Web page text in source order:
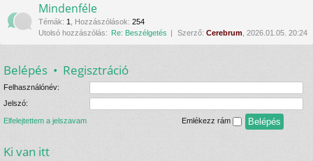
Mindenféle
Témák: 1 Hozzászólások: 254
Utolsó hozzászólás: Re: Beszélgetés Szerző: Cerebrum , 2026.01.05. 20:24
Belépés • Regisztráció
Felhasználónév:
Jelszó:
Elfelejtettem a jelszavam Emlékezz rám
Ki van itt